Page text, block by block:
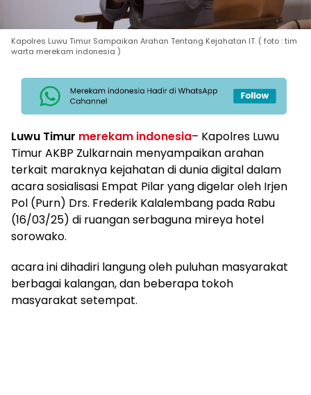
Kapolres Luwu Timur Sampaikan Arahan Tentang Kejahatan IT. ( foto : tim
warta merekam indonesia )
Luwu Timur merekam indonesia– Kapolres Luwu
Timur AKBP Zulkarnain menyampaikan arahan
terkait maraknya kejahatan di dunia digital dalam
acara sosialisasi Empat Pilar yang digelar oleh Irjen
Pol (Purn) Drs. Frederik Kalalembang pada Rabu
(16/03/25) di ruangan serbaguna mireya hotel
sorowako.
acara ini dihadiri langung oleh puluhan masyarakat
berbagai kalangan, dan beberapa tokoh
masyarakat setempat.